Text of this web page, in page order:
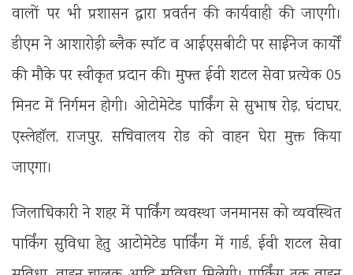
वालों पर भी प्रशासन द्वारा प्रवर्तन की कार्यवाही की जाएगी।
डीएम ने आशारोड़ी ब्लैक स्पॉट व आईएसबीटी पर साईनेज कार्यों
की मौके पर स्वीकृत प्रदान की। मुफ्त ईवी शटल सेवा प्रत्येक 05
मिनट में निर्गमन होगी। ओटोमेटेड पार्किंग से सुभाष रोड़, घंटाघर,
एस्लेहॉल, राजपुर, सचिवालय रोड को वाहन घेरा मुक्त किया
जाएगा।
जिलाधिकारी ने शहर में पार्किंग व्यवस्था जनमानस को व्यवस्थित
पार्किंग सुविधा हेतु आटोमेटेड पार्किंग में गार्ड, ईवी शटल सेवा